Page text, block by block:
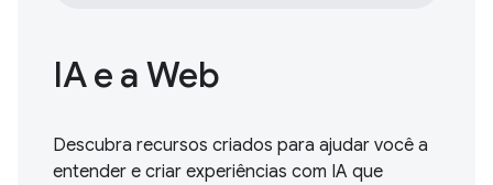
IA e a Web
Descubra recursos criados para ajudar você a
entender e criar experiências com IA que